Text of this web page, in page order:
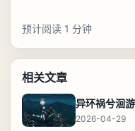
预计阅读 1 分钟
相关文章
异环祸兮洄
2026-04-29